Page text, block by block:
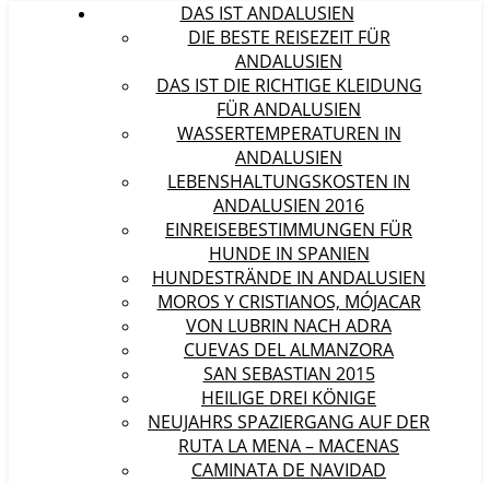
DAS IST ANDALUSIEN
DIE BESTE REISEZEIT FÜR
ANDALUSIEN
DAS IST DIE RICHTIGE KLEIDUNG
FÜR ANDALUSIEN
WASSERTEMPERATUREN IN
ANDALUSIEN
LEBENSHALTUNGSKOSTEN IN
ANDALUSIEN 2016
EINREISEBESTIMMUNGEN FÜR
HUNDE IN SPANIEN
HUNDESTRÄNDE IN ANDALUSIEN
MOROS Y CRISTIANOS, MÓJACAR
VON LUBRIN NACH ADRA
CUEVAS DEL ALMANZORA
SAN SEBASTIAN 2015
HEILIGE DREI KÖNIGE
NEUJAHRS SPAZIERGANG AUF DER
RUTA LA MENA – MACENAS
CAMINATA DE NAVIDAD